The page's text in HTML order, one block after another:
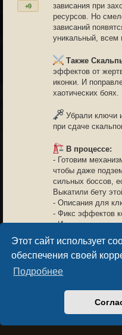
Этот сайт использует
обеспечения своей
Подробнее
+9
зависания при
ресурсов. Но
зависаний
уникальный, всем
Также
эффектов от
иконки. И
хаотических боях.
Убрали ключи
при сдаче
В процессе:
- Готовим
чтобы даже
сильных боссов,
Выкатили бету
- Описания для
- Фикс эффектов
- И многое другое
Обсудить
чате канала
Спасибо всем,
NEUK
Privacy
Copyright ©